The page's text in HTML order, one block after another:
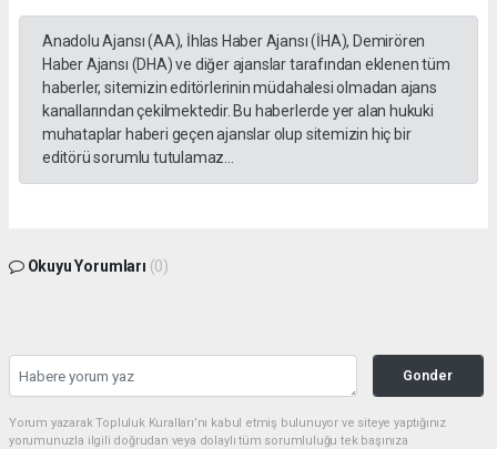
Anadolu Ajansı (AA), İhlas Haber Ajansı (İHA), Demirören
Haber Ajansı (DHA) ve diğer ajanslar tarafından eklenen tüm
haberler, sitemizin editörlerinin müdahalesi olmadan ajans
kanallarından çekilmektedir. Bu haberlerde yer alan hukuki
muhataplar haberi geçen ajanslar olup sitemizin hiç bir
editörü sorumlu tutulamaz...
Okuyu Yorumları (0)
Gonder
Yorum yazarak Topluluk Kuralları’nı kabul etmiş bulunuyor ve siteye yaptığınız
yorumunuzla ilgili doğrudan veya dolaylı tüm sorumluluğu tek başınıza